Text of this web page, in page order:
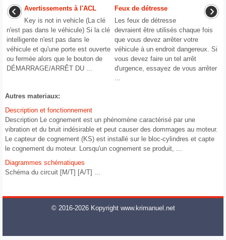
Avertissements à l'ACL
Key is not in vehicle (La clé
n'est pas dans le véhicule) Si la clé
intelligente n'est pas dans le
véhicule et qu'une porte est ouverte
ou fermée alors que le bouton de
DÉMARRAGE/ARRÊT DU ...
Feux de détresse
Les feux de détresse
devraient être utilisés chaque fois
que vous devez arrêter votre
véhicule à un endroit dangereux. Si
vous devez faire un tel arrêt
d'urgence, essayez de vous arrêter
...
Autres materiaux:
Description et fonctionnement
Description Le cognement est un phénomène caractérisé par une
vibration et du bruit indésirable et peut causer des dommages au moteur.
Le capteur de cognement (KS) est installé sur le bloc-cylindres et capte
le cognement du moteur. Lorsqu'un cognement se produit, ...
Diagrammes schématiques
Schéma du circuit [M/T] [A/T] ...
© 2016-2026 Kopyright www.krimanuel.net